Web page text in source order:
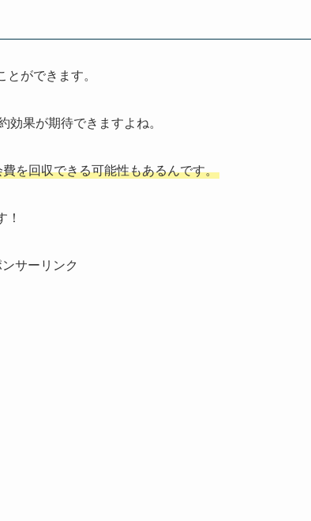
ができます。
効果が期待できますよね。
を回収できる可能性もあるんです。
！
ンサーリンク